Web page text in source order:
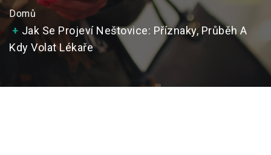
Domů
Jak Se Projeví Neštovice: Příznaky, Průběh A
Kdy Volat Lékaře